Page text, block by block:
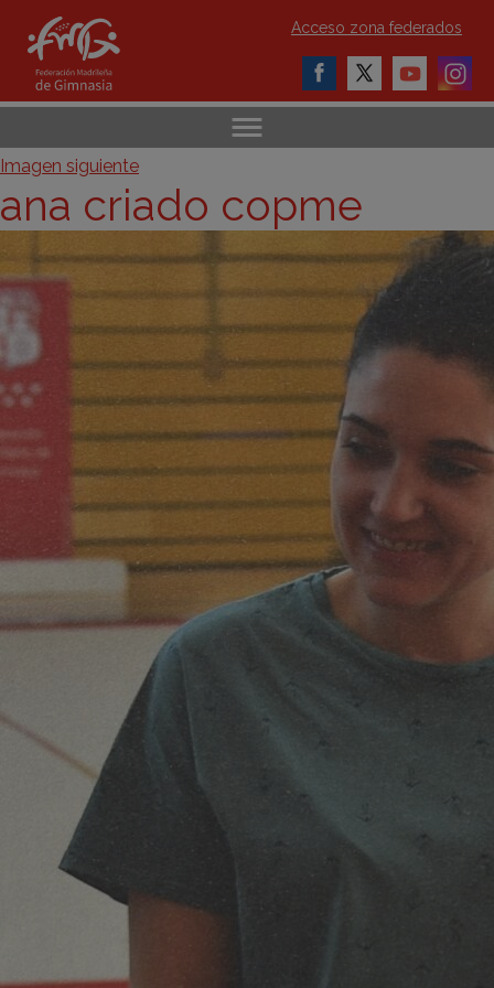
Acceso zona federados
Imagen siguiente
ana criado copme